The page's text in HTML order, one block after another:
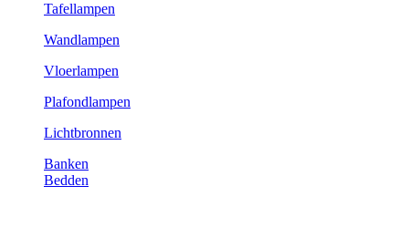
Tafellampen
Wandlampen
Vloerlampen
Plafondlampen
Lichtbronnen
Banken
Bedden